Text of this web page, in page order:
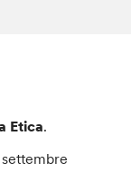
Etica.